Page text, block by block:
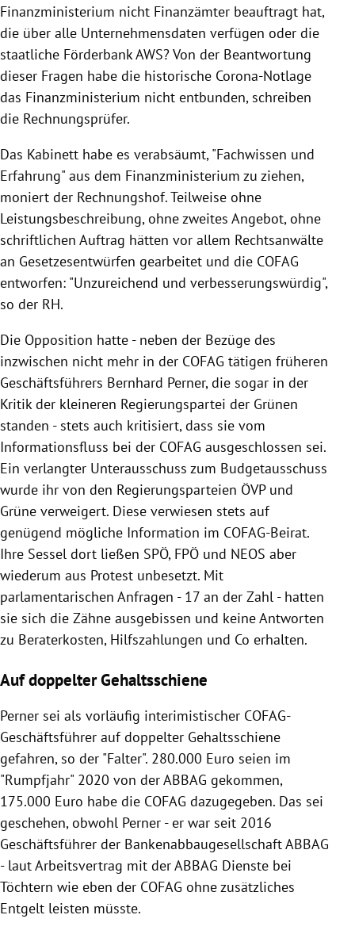
Finanzministerium nicht Finanzämter beauftragt hat,
die über alle Unternehmensdaten verfügen oder die
staatliche Förderbank AWS? Von der Beantwortung
dieser Fragen habe die historische Corona-Notlage
das Finanzministerium nicht entbunden, schreiben
die Rechnungsprüfer.
Das Kabinett habe es verabsäumt, "Fachwissen und
Erfahrung" aus dem Finanzministerium zu ziehen,
moniert der Rechnungshof. Teilweise ohne
Leistungsbeschreibung, ohne zweites Angebot, ohne
schriftlichen Auftrag hätten vor allem Rechtsanwälte
an Gesetzesentwürfen gearbeitet und die COFAG
entworfen: "Unzureichend und verbesserungswürdig",
so der RH.
Die Opposition hatte - neben der Bezüge des
inzwischen nicht mehr in der COFAG tätigen früheren
Geschäftsführers Bernhard Perner, die sogar in der
Kritik der kleineren Regierungspartei der Grünen
standen - stets auch kritisiert, dass sie vom
Informationsfluss bei der COFAG ausgeschlossen sei.
Ein verlangter Unterausschuss zum Budgetausschuss
wurde ihr von den Regierungsparteien ÖVP und
Grüne verweigert. Diese verwiesen stets auf
genügend mögliche Information im COFAG-Beirat.
Ihre Sessel dort ließen SPÖ, FPÖ und NEOS aber
wiederum aus Protest unbesetzt. Mit
parlamentarischen Anfragen - 17 an der Zahl - hatten
sie sich die Zähne ausgebissen und keine Antworten
zu Beraterkosten, Hilfszahlungen und Co erhalten.
Auf doppelter Gehaltsschiene
Perner sei als vorläufig interimistischer COFAG-
Geschäftsführer auf doppelter Gehaltsschiene
gefahren, so der "Falter". 280.000 Euro seien im
"Rumpfjahr" 2020 von der ABBAG gekommen,
175.000 Euro habe die COFAG dazugegeben. Das sei
geschehen, obwohl Perner - er war seit 2016
Geschäftsführer der Bankenabbaugesellschaft ABBAG
- laut Arbeitsvertrag mit der ABBAG Dienste bei
Töchtern wie eben der COFAG ohne zusätzliches
Entgelt leisten müsste.